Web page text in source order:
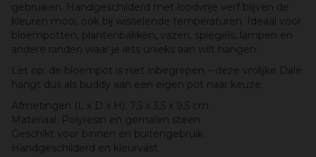
gebruiken. Handgeschilderd met loodvrije verf blijven de
kleuren mooi, ook bij wisselende temperaturen. Ideaal voor
bloempotten, plantenbakken, vazen, spiegels, lampen en
andere randen waar je iets unieks aan wilt hangen.
Let op: de bloempot is niet inbegrepen – deze vrolijke Dale
hangt dus als buddy aan een eigen pot naar keuze.
Afmetingen (L x D x H): 7,5 x 3,5 x 9,5 cm
Materiaal: Polyresin en gemalen steen
Geschikt voor binnen en buitengebruik
Handgeschilderd en kleurvast